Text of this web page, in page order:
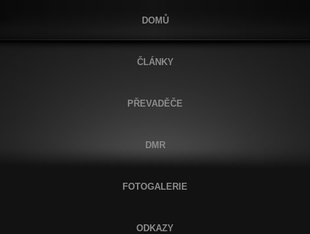
DOMŮ
ČLÁNKY
PŘEVADĚČE
DMR
FOTOGALERIE
ODKAZY